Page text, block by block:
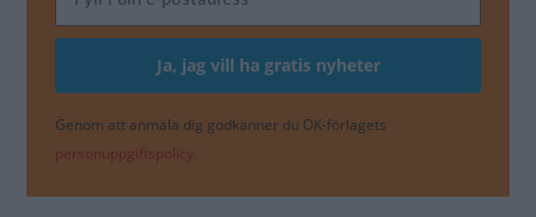
Genom att anmäla dig godkänner du OK-förlagets
personuppgiftspolicy.